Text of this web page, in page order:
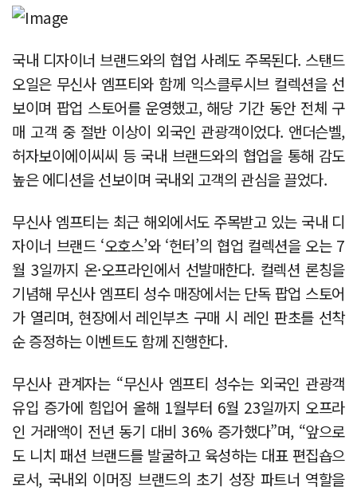
국내 디자이너 브랜드와의 협업 사례도 주목된다. 스탠드
오일은 무신사 엠프티와 함께 익스클루시브 컬렉션을 선
보이며 팝업 스토어를 운영했고, 해당 기간 동안 전체 구
매 고객 중 절반 이상이 외국인 관광객이었다. 앤더슨벨,
허자보이에이씨씨 등 국내 브랜드와의 협업을 통해 감도
높은 에디션을 선보이며 국내외 고객의 관심을 끌었다.
무신사 엠프티는 최근 해외에서도 주목받고 있는 국내 디
자이너 브랜드 ‘오호스’와 ‘헌터’의 협업 컬렉션을 오는 7
월 3일까지 온·오프라인에서 선발매한다. 컬렉션 론칭을
기념해 무신사 엠프티 성수 매장에서는 단독 팝업 스토어
가 열리며, 현장에서 레인부츠 구매 시 레인 판초를 선착
순 증정하는 이벤트도 함께 진행한다.
무신사 관계자는 “무신사 엠프티 성수는 외국인 관광객
유입 증가에 힘입어 올해 1월부터 6월 23일까지 오프라
인 거래액이 전년 동기 대비 36% 증가했다”며, “앞으로
도 니치 패션 브랜드를 발굴하고 육성하는 대표 편집숍으
로서, 국내외 이머징 브랜드의 초기 성장 파트너 역할을